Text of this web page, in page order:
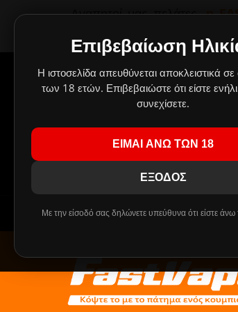
Επιβεβαίωση
Η ιστοσελίδα απευθύνεται αποκλειστικά
των 18 ετών. Επιβεβαιώστε ότι είστε
συνεχίσετε.
ΕΙΜΑΙ ΑΝΩ ΤΩΝ 18
ΕΞΟΔΟΣ
Με την είσοδό σας δηλώνετε υπεύθυνα ότι είστε
Αγαπητοί μας πελάτες,η
παραμείνουν κλειστά λόγω
οποίες θα εκτελεστούν
!!! ΤΑ MIX SHAKE AND VAPE 30/